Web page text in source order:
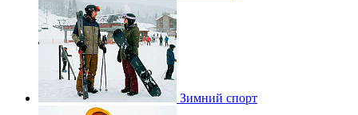
Зимний спорт